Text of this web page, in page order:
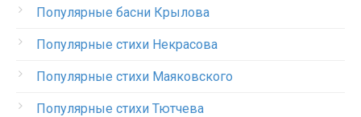
Популярные басни Крылова
Популярные стихи Некрасова
Популярные стихи Маяковского
Популярные стихи Тютчева